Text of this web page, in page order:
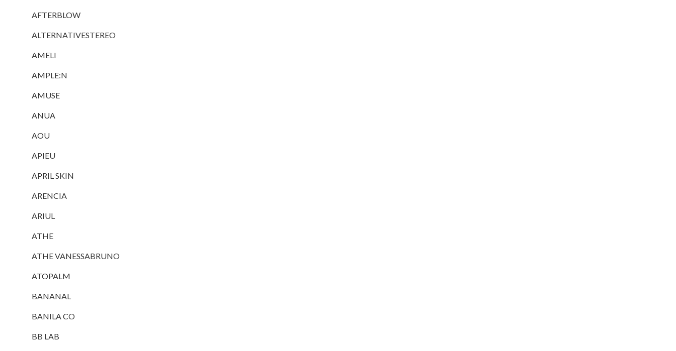
AFTERBLOW
ALTERNATIVESTEREO
AMELI
AMPLE:N
AMUSE
ANUA
AOU
APIEU
APRIL SKIN
ARENCIA
ARIUL
ATHE
ATHE VANESSABRUNO
ATOPALM
BANANAL
BANILA CO
BB LAB